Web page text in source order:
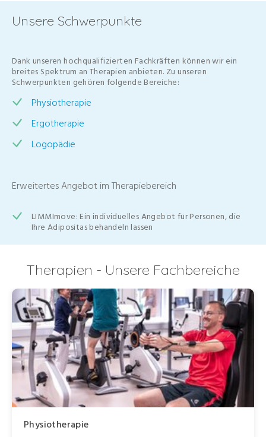
Unsere Schwerpunkte
Dank unseren hochqualifizierten Fachkräften können wir ein
breites Spektrum an Therapien anbieten. Zu unseren
Schwerpunkten gehören folgende Bereiche:
Physiotherapie
Ergotherapie
Logopädie
Erweitertes Angebot im Therapiebereich
LIMMImove: Ein individuelles Angebot für Personen, die
Ihre Adipositas behandeln lassen
Therapien - Unsere Fachbereiche
Physiotherapie